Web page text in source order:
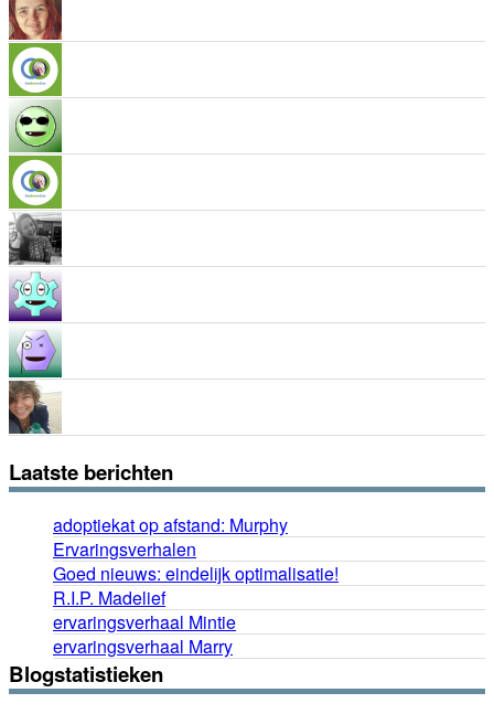
Laatste berichten
adoptiekat op afstand: Murphy
Ervaringsverhalen
Goed nieuws: eindelijk optimalisatie!
R.I.P. Madelief
ervaringsverhaal Mintie
ervaringsverhaal Marry
Blogstatistieken